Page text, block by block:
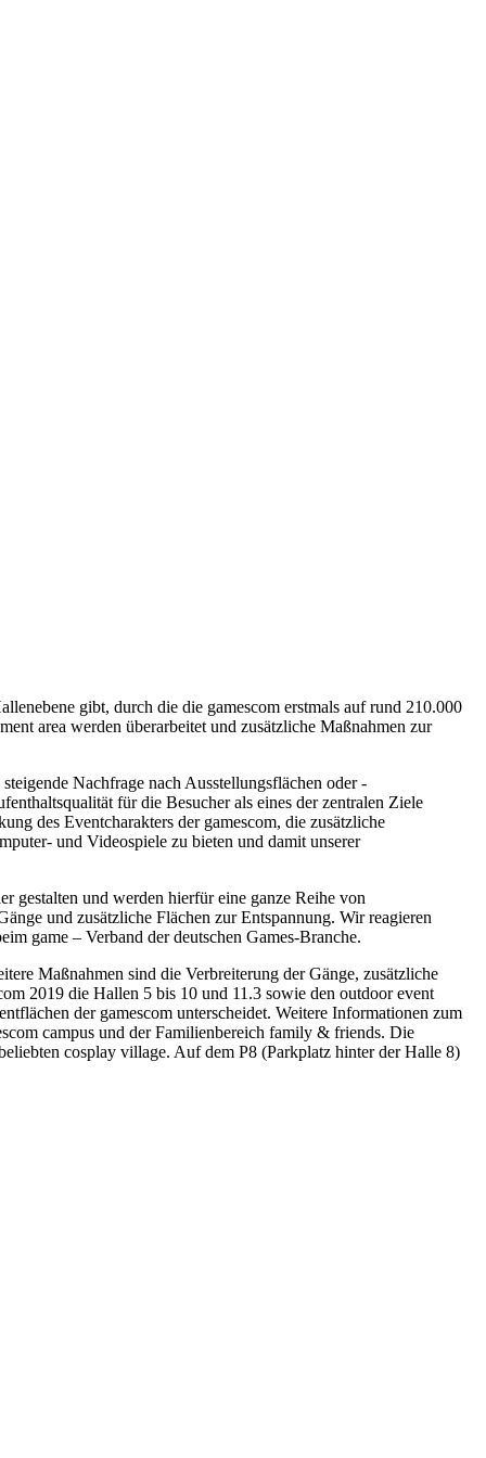
gibt, durch die die gamescom erstmals auf rund 210.000
area werden überarbeitet und zusätzliche Maßnahmen zur
Nachfrage nach Ausstellungsflächen oder -
für die Besucher als eines der zentralen Ziele
des Eventcharakters der gamescom, die zusätzliche
und Videospiele zu bieten und damit unserer
gestalten und werden hierfür eine ganze Reihe von
und zusätzliche Flächen zur Entspannung. Wir reagieren
game – Verband der deutschen Games-Branche.
Maßnahmen sind die Verbreiterung der Gänge, zusätzliche
2019 die Hallen 5 bis 10 und 11.3 sowie den outdoor event
der gamescom unterscheidet. Weitere Informationen zum
campus und der Familienbereich family & friends. Die
cosplay village. Auf dem P8 (Parkplatz hinter der Halle 8)